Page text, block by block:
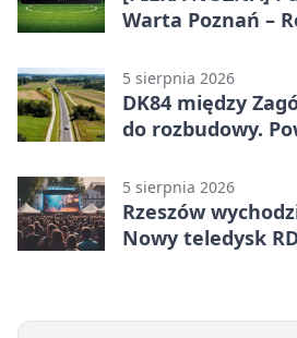
Warta Poznań –
pierwszoligowca
5 sierpnia 2026
DK84 między
do rozbudowy.
5 sierpnia 2026
Rzeszów
Nowy teledysk